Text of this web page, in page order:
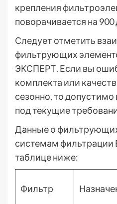
крепления
поворачивается на
Следует отметить
фильтрующих
ЭКСПЕРТ. Если вы
комплекта или
сезонно, то
под текущие
Данные о
системам фильтрации
таблице ниже:
Фильтр